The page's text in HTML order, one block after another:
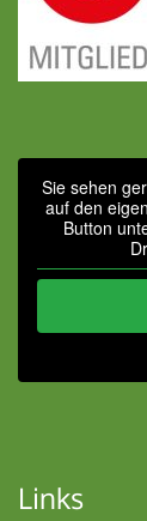
Sie sehen
auf den
Button
Links